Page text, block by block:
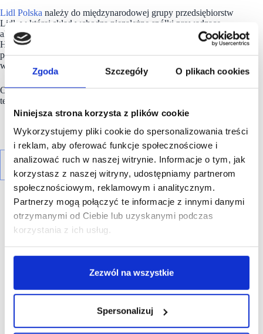
Zgoda Szczegóły O plikach cookies
Niniejsza strona korzysta z plików cookie
Wykorzystujemy pliki cookie do spersonalizowania treści
i reklam, aby oferować funkcje społecznościowe i
analizować ruch w naszej witrynie. Informacje o tym, jak
korzystasz z naszej witryny, udostępniamy partnerom
społecznościowym, reklamowym i analitycznym.
Partnerzy mogą połączyć te informacje z innymi danymi
otrzymanymi od Ciebie lub uzyskanymi podczas
korzystania z ich usług.
Zezwól na wszystkie
Spersonalizuj
Lidl Polska należy do międzynarodowej grupy przedsiębiorstw
Lidl, w której skład wchodzą niezależne spółki prowadzące
aktywną działalność na terenie całej Europy oraz w USA.
Historia sieci Lidl sięga lat 30. XX wieku, a pierwsze sieci
pod szyldem tej marki powstały w Niemczech w latach 70. XX
wieku.
Obecnie w 31 krajach istnieje w przybliżeniu 12 350 sklepów
tej